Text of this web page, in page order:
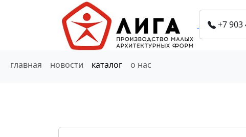
+7 903
главная новости каталог о нас